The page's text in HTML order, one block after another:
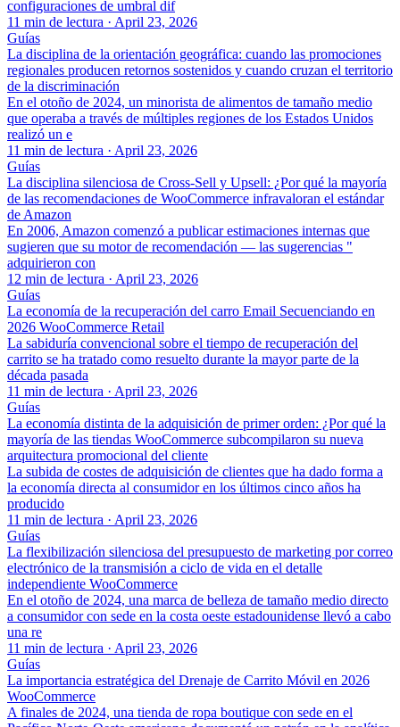
configuraciones de umbral dif
11 min de lectura · April 23, 2026
Guías
La disciplina de la orientación geográfica: cuando las promociones
regionales producen retornos sostenidos y cuando cruzan el territorio
de la discriminación
En el otoño de 2024, un minorista de alimentos de tamaño medio
que operaba a través de múltiples regiones de los Estados Unidos
realizó un e
11 min de lectura · April 23, 2026
Guías
La disciplina silenciosa de Cross-Sell y Upsell: ¿Por qué la mayoría
de las recomendaciones de WooCommerce infravaloran el estándar
de Amazon
En 2006, Amazon comenzó a publicar estimaciones internas que
sugieren que su motor de recomendación — las sugerencias "
adquirieron con
12 min de lectura · April 23, 2026
Guías
La economía de la recuperación del carro Email Secuenciando en
2026 WooCommerce Retail
La sabiduría convencional sobre el tiempo de recuperación del
carrito se ha tratado como resuelto durante la mayor parte de la
década pasada
11 min de lectura · April 23, 2026
Guías
La economía distinta de la adquisición de primer orden: ¿Por qué la
mayoría de las tiendas WooCommerce subcompilaron su nueva
arquitectura promocional del cliente
La subida de costes de adquisición de clientes que ha dado forma a
la economía directa al consumidor en los últimos cinco años ha
producido
11 min de lectura · April 23, 2026
Guías
La flexibilización silenciosa del presupuesto de marketing por correo
electrónico de la transmisión a ciclo de vida en el detalle
independiente WooCommerce
En el otoño de 2024, una marca de belleza de tamaño medio directo
a consumidor con sede en la costa oeste estadounidense llevó a cabo
una re
11 min de lectura · April 23, 2026
Guías
La importancia estratégica del Drenaje de Carrito Móvil en 2026
WooCommerce
A finales de 2024, una tienda de ropa boutique con sede en el